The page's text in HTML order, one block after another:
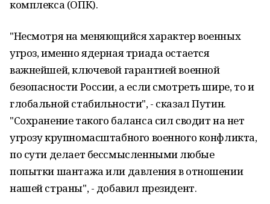
комплекса (ОПК).
"Несмотря на меняющийся характер военных
угроз, именно ядерная триада остается
важнейшей, ключевой гарантией военной
безопасности России, а если смотреть шире, то и
глобальной стабильности", - сказал Путин.
"Сохранение такого баланса сил сводит на нет
угрозу крупномасштабного военного конфликта,
по сути делает бессмысленными любые
попытки шантажа или давления в отношении
нашей страны", - добавил президент.